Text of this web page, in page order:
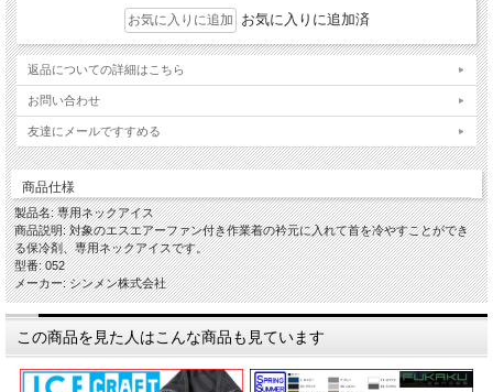
お気に入りに追加済
返品についての詳細はこちら
お問い合わせ
友達にメールですすめる
商品仕様
製品名: 専用ネックアイス
商品説明: 対象のエスエアーファン付き作業着の衿元に入れて首を冷やすことができ
る保冷剤、専用ネックアイスです。
型番: 052
メーカー: シンメン株式会社
この商品を見た人はこんな商品も見ています